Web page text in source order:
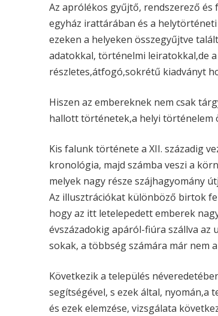
Az aprólékos gyűjtő, rendszerező
egyház irattárában és a
ezeken a helyeken összegyűjtve
adatokkal, történelmi leiratokkal,de
részletes,átfogó,sokrétű kiadványt
Hiszen az embereknek nem csak
hallott történetek,a helyi történelem
Kis falunk története a XII. századig
kronológia, majd számba veszi a
melyek nagy része szájhagyomány
Az illusztrációkat különböző birtok
hogy az itt letelepedett emberek
évszázadokig apáról-fiúra szállva
sokak, a többség számára már nem
Következik a település
segítségével, s ezek által,
és ezek elemzése, vizsgálata